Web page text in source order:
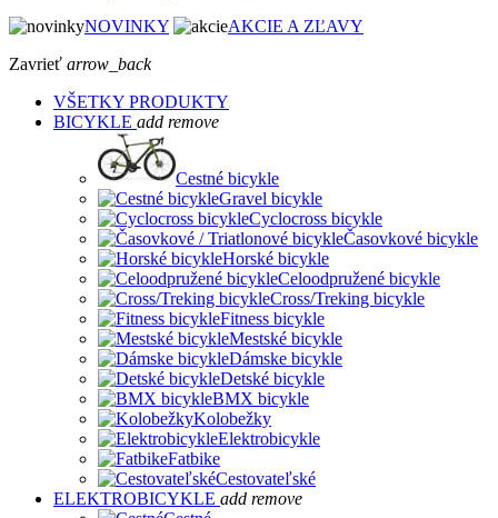
NOVINKY
AKCIE A ZĽAVY
Zavrieť arrow_back
VŠETKY PRODUKTY
BICYKLE add remove
Cestné bicykle
Gravel bicykle
Cyclocross bicykle
Časovkové bicykle
Horské bicykle
Celoodpružené bicykle
Cross/Treking bicykle
Fitness bicykle
Mestské bicykle
Dámske bicykle
Detské bicykle
BMX bicykle
Kolobežky
Elektrobicykle
Fatbike
Cestovateľské
ELEKTROBICYKLE add remove